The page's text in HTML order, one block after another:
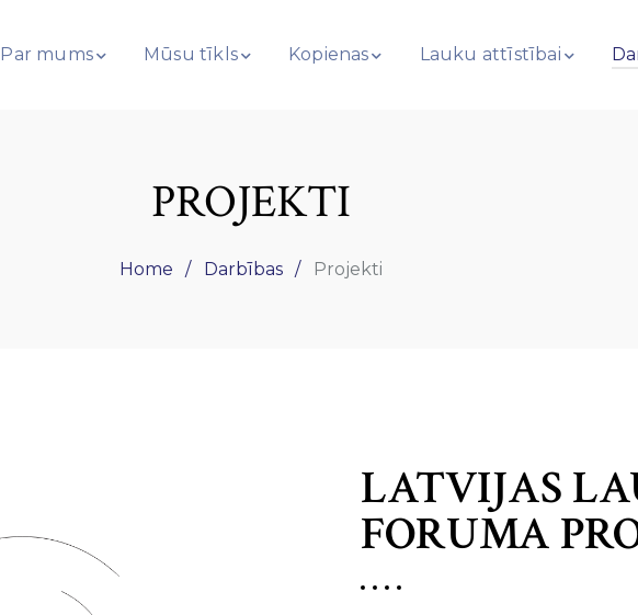
Par mums Mūsu tīkls Kopienas Lauku attīstībai
PROJEKTI
Home Darbības Projekti
LATVIJAS
FORUMA